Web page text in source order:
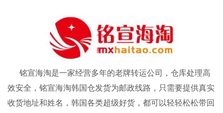
铭宣海淘是一家经营多年的老牌转运公司
，仓库处理高
效安全， 铭宣海淘韩国仓发货为邮政线路，只需要提供真实
收货地址和姓名，韩国各类超级好货，都可以轻轻松松带回